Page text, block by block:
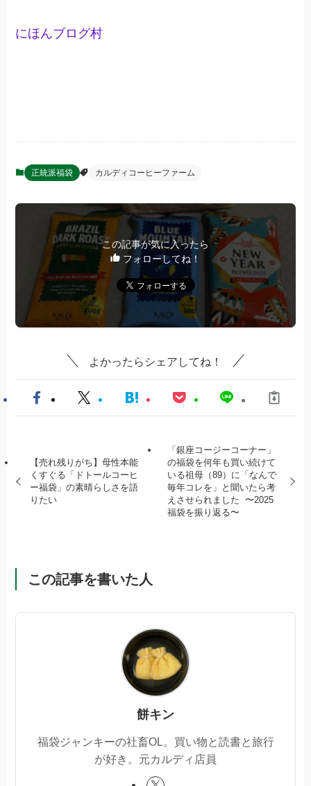
にほんブログ村
正統派福袋 カルディコーヒーファーム
この記事が気に入ったら
フォローしてね！
よかったらシェアしてね！
【売れ残りがち】母性本能
くすぐる「ドトールコーヒ
ー福袋」の素晴らしさを語
りたい
「銀座コージーコーナー」
の福袋を何年も買い続けて
いる祖母（89）に「なんで
毎年コレを」と聞いたら考
えさせられました 〜2025
福袋を振り返る〜
この記事を書いた人
餅キン
福袋ジャンキーの社畜OL。買い物と読書と旅行
が好き。元カルディ店員